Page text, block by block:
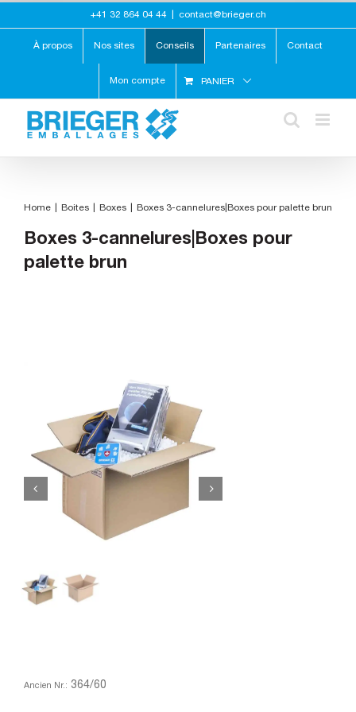
content
+41 32 864 04 44 contact@brieger.ch
À propos Nos sites Conseils Partenaires Contact
Mon compte PANIER
Home Boites Boxes Boxes 3-cannelures|Boxes pour palette brun
Boxes 3-cannelures|Boxes pour
palette brun
Ancien Nr.: 364/60